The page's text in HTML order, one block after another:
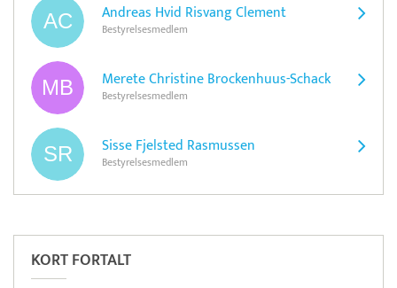
Andreas Hvid Risvang Clement
Bestyrelsesmedlem
Merete Christine Brockenhuus-Schack
Bestyrelsesmedlem
Sisse Fjelsted Rasmussen
Bestyrelsesmedlem
KORT FORTALT